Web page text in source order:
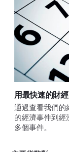
用最快速的財
通過查看我們
的經濟事件到
多個事件。